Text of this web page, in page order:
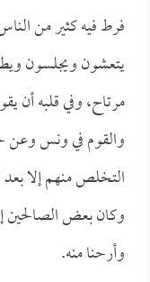
فرط فيه كثير من
يتعشون ويجلسون
مرتاح، وفي قلبه أن
والقوم في ونس وعن
التخلص منهم إلا بعد
وكان بعض الصالحين
وأرحنا منه.